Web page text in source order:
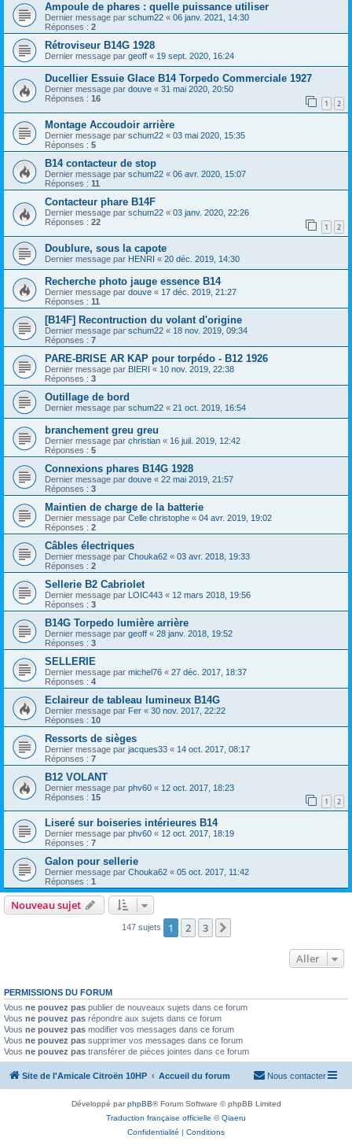
Ampoule de phares : quelle puissance utiliser
Dernier message par schum22 « 06 janv. 2021, 14:30
Réponses : 2
Rétroviseur B14G 1928
Dernier message par geoff « 19 sept. 2020, 16:24
Ducellier Essuie Glace B14 Torpedo Commerciale 1927
Dernier message par douve « 31 mai 2020, 20:50
Réponses : 16 1 2
Montage Accoudoir arrière
Dernier message par schum22 « 03 mai 2020, 15:35
Réponses : 5
B14 contacteur de stop
Dernier message par schum22 « 06 avr. 2020, 15:07
Réponses : 11
Contacteur phare B14F
Dernier message par schum22 « 03 janv. 2020, 22:26
Réponses : 22 1 2
Doublure, sous la capote
Dernier message par HENRI « 20 déc. 2019, 14:30
Recherche photo jauge essence B14
Dernier message par douve « 17 déc. 2019, 21:27
Réponses : 11
[B14F] Recontruction du volant d'origine
Dernier message par schum22 « 18 nov. 2019, 09:34
Réponses : 7
PARE-BRISE AR KAP pour torpédo - B12 1926
Dernier message par BIERI « 10 nov. 2019, 22:38
Réponses : 3
Outillage de bord
Dernier message par schum22 « 21 oct. 2019, 16:54
branchement greu greu
Dernier message par christian « 16 juil. 2019, 12:42
Réponses : 5
Connexions phares B14G 1928
Dernier message par douve « 22 mai 2019, 21:57
Réponses : 3
Maintien de charge de la batterie
Dernier message par Celle christophe « 04 avr. 2019, 19:02
Réponses : 2
Câbles électriques
Dernier message par Chouka62 « 03 avr. 2018, 19:33
Réponses : 2
Sellerie B2 Cabriolet
Dernier message par LOIC443 « 12 mars 2018, 19:56
Réponses : 3
B14G Torpedo lumière arrière
Dernier message par geoff « 28 janv. 2018, 19:52
Réponses : 3
SELLERIE
Dernier message par michel76 « 27 déc. 2017, 18:37
Réponses : 4
Eclaireur de tableau lumineux B14G
Dernier message par Fer « 30 nov. 2017, 22:22
Réponses : 10
Ressorts de sièges
Dernier message par jacques33 « 14 oct. 2017, 08:17
Réponses : 7
B12 VOLANT
Dernier message par phv60 « 12 oct. 2017, 18:23
Réponses : 15 1 2
Liseré sur boiseries intérieures B14
Dernier message par phv60 « 12 oct. 2017, 18:19
Réponses : 7
Galon pour sellerie
Dernier message par Chouka62 « 05 oct. 2017, 11:42
Réponses : 1
Nouveau sujet
147 sujets 1 2 3
Aller
PERMISSIONS DU FORUM
Vous ne pouvez pas publier de nouveaux sujets dans ce forum
Vous ne pouvez pas répondre aux sujets dans ce forum
Vous ne pouvez pas modifier vos messages dans ce forum
Vous ne pouvez pas supprimer vos messages dans ce forum
Vous ne pouvez pas transférer de pièces jointes dans ce forum
Site de l'Amicale Citroën 10HP Accueil du forum Nous contacter
Développé parphpBB® Forum Software © phpBB Limited
Traduction française officielle ©Qiaeru
Confidentialité | Conditions